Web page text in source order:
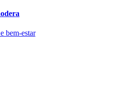
bem-estar